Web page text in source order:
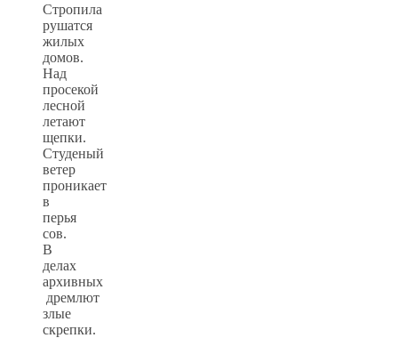
Стропила
рушатся
жилых
домов.
Над
просекой
лесной
летают
щепки.
Студеный
ветер
проникает
в
перья
сов.
В
делах
архивных
дремлют
злые
скрепки.